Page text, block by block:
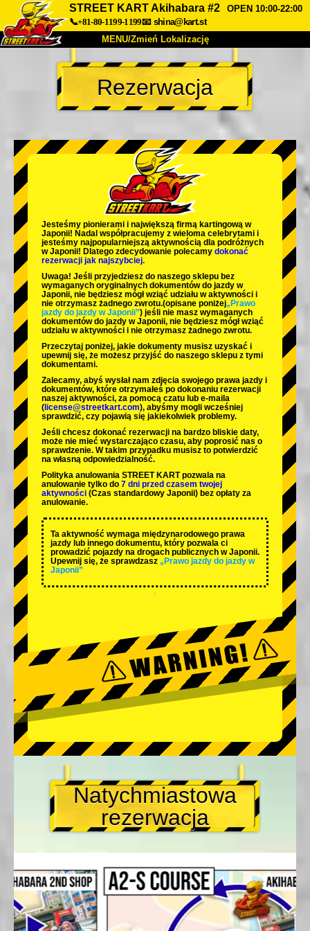
STREET KART Akihabara #2
OPEN 10:00-22:00
📞+81-80-1199-1199📧 shina@kart.st
MENU/Zmień Lokalizację
TOP
O nas Specyfikacja Cena
Firma Rezerwacja
Zmień Lokalizację
Tokyo Shinagawa Tokyo Akihabara#1
Tokyo Akihabara#2
Tokyo Shibuya Annex Tokyo Bay
Tokyo Asakusa Osaka
Okinawa
Rezerwacja
Jesteśmy pionierami i największą firmą kartingową w
Japonii! Nadal współpracujemy z wieloma celebrytami i
jesteśmy najpopularniejszą aktywnością dla podróżnych
w Japonii! Dlatego zdecydowanie polecamy dokonać
rezerwacji jak najszybciej.
Uwaga! Jeśli przyjedziesz do naszego sklepu bez
wymaganych oryginalnych dokumentów do jazdy w
Japonii, nie będziesz mógł wziąć udziału w aktywności i
nie otrzymasz żadnego zwrotu.(opisane poniżej„Prawo
jazdy do jazdy w Japonii”) jeśli nie masz wymaganych
dokumentów do jazdy w Japonii, nie będziesz mógł wziąć
udziału w aktywności i nie otrzymasz żadnego zwrotu.
Przeczytaj poniżej, jakie dokumenty musisz uzyskać i
upewnij się, że możesz przyjść do naszego sklepu z tymi
dokumentami.
Zalecamy, abyś wysłał nam zdjęcia swojego prawa jazdy i
dokumentów, które otrzymałeś po dokonaniu rezerwacji
naszej aktywności, za pomocą czatu lub e-maila
( license@streetkart.com), abyśmy mogli wcześniej
sprawdzić, czy pojawią się jakiekolwiek problemy.
Jeśli chcesz dokonać rezerwacji na bardzo bliskie daty,
może nie mieć wystarczająco czasu, aby poprosić nas o
sprawdzenie. W takim przypadku musisz to potwierdzić
na własną odpowiedzialność.
Polityka anulowania STREET KART pozwala na
anulowanie tylko do 7 dni przed czasem twojej
aktywności (Czas standardowy Japonii) bez opłaty za
anulowanie.
Ta aktywność wymaga międzynarodowego prawa
jazdy lub innego dokumentu, który pozwala ci
prowadzić pojazdy na drogach publicznych w Japonii.
Upewnij się, że sprawdzasz „Prawo jazdy do jazdy w
Japonii”
Natychmiastowa
rezerwacja